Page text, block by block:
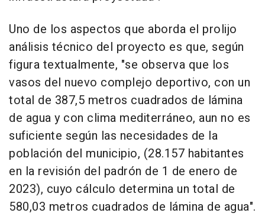
Uno de los aspectos que aborda el prolijo
análisis técnico del proyecto es que, según
figura textualmente, "se observa que los
vasos del nuevo complejo deportivo, con un
total de 387,5 metros cuadrados de lámina
de agua y con clima mediterráneo, aun no es
suficiente según las necesidades de la
población del municipio, (28.157 habitantes
en la revisión del padrón de 1 de enero de
2023), cuyo cálculo determina un total de
580,03 metros cuadrados de lámina de agua".